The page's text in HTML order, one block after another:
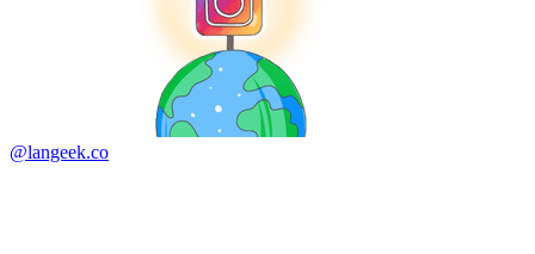
@langeek.co